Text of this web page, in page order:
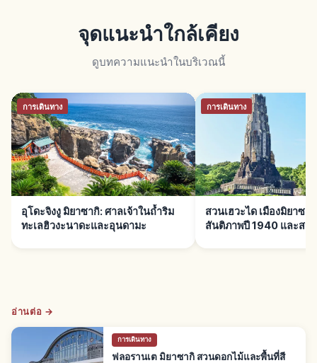
จุดแนะนำใกล้เคียง
ดูบทความแนะนำในบริเวณนี้
การเดินทาง
อุโดะจิงงู มิยาซากิ: ศาลเจ้าในถ้ำริม
ทะเลฮิวงะนาดะและอุนดามะ
การเดินทาง
สวนเฮวะได เมืองมิยาซา
สันติภาพปี 1940 และสว
อ่านต่อ →
การเดินทาง
ฟลอรานเต มิยาซากิ สวนดอกไม้และพื้นที่สี